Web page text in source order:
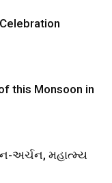
this Monsoon in
અર્ચન, મહાત્મ્ય